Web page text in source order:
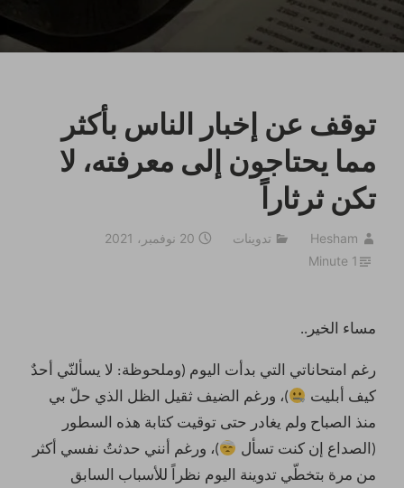
توقف عن إخبار الناس بأكثر
مما يحتاجون إلى معرفته، لا
تكن ثرثاراً
Hesham تدوينات
20 نوفمبر، 2021
1 Minute
مساء الخير..
رغم امتحاناتي التي بدأت اليوم (وملحوظة: لا يسألنّي أحدٌ
كيف أبليت
)، ورغم الضيف ثقيل الظل الذي حلّ بي
منذ الصباح ولم يغادر حتى توقيت كتابة هذه السطور
(الصداع إن كنت تسأل
)، ورغم أنني حدثتُ نفسي أكثر
من مرة بتخطّي تدوينة اليوم نظراً للأسباب السابق